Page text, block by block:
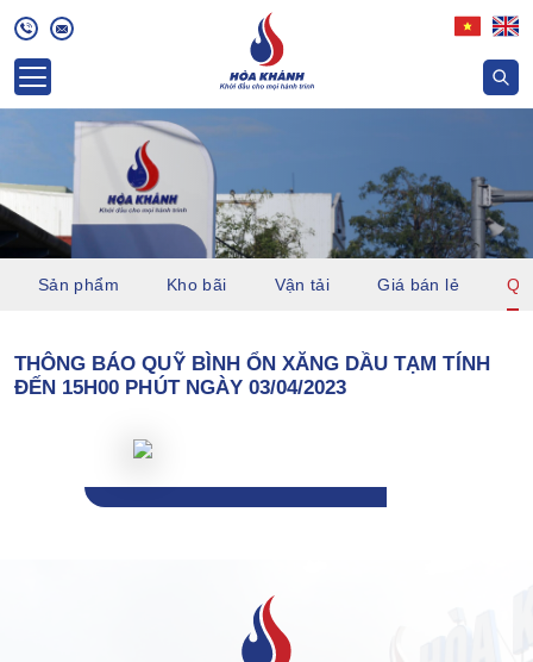
Sản phẩm Kho bãi Vận tải Giá bán lẻ
THÔNG BÁO QUỸ BÌNH ỔN XĂNG DẦU TẠM TÍNH
ĐẾN 15H00 PHÚT NGÀY 03/04/2023